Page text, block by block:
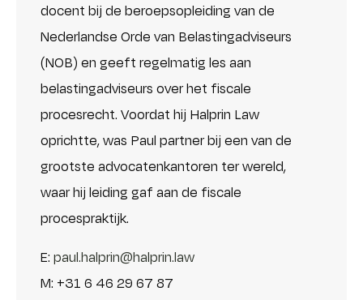
docent bij de beroepsopleiding van de
Nederlandse Orde van Belastingadviseurs
(NOB) en geeft regelmatig les aan
belastingadviseurs over het fiscale
procesrecht. Voordat hij Halprin Law
oprichtte, was Paul partner bij een van de
grootste advocatenkantoren ter wereld,
waar hij leiding gaf aan de fiscale
procespraktijk.
E: paul.halprin@halprin.law
M: +31 6 46 29 67 87